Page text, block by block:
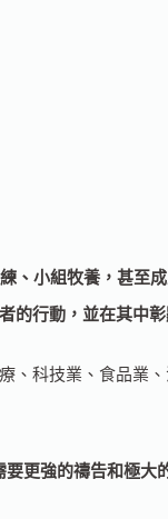
、小組牧養，甚至成
的行動，並在其中
、科技業、食品業
更強的禱告和極大